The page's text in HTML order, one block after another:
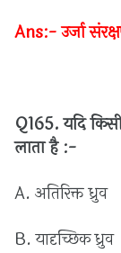
Ans:-उर्जा
Q165.यदि
लाताहै :-
A. अतिरिक्तध्रुव
B.यादृच्छिकध्रुव